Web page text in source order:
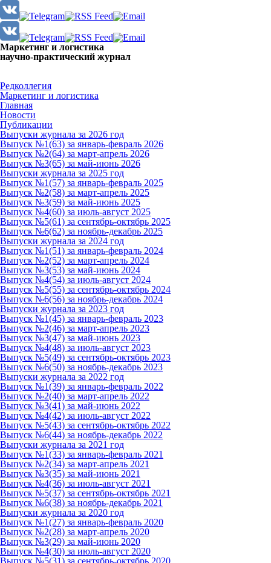
Маркетинг и логистика
научно-практический журнал
Редколлегия
Маркетинг и логистика
Главная
Новости
Публикации
Выпуски журнала за 2026 год
Выпуск №1(63) за январь-февраль 2026
Выпуск №2(64) за март-апрель 2026
Выпуск №3(65) за май-июнь 2026
Выпуски журнала за 2025 год
Выпуск №1(57) за январь-февраль 2025
Выпуск №2(58) за март-апрель 2025
Выпуск №3(59) за май-июнь 2025
Выпуск №4(60) за июль-август 2025
Выпуск №5(61) за сентябрь-октябрь 2025
Выпуск №6(62) за ноябрь-декабрь 2025
Выпуски журнала за 2024 год
Выпуск №1(51) за январь-февраль 2024
Выпуск №2(52) за март-апрель 2024
Выпуск №3(53) за май-июнь 2024
Выпуск №4(54) за июль-август 2024
Выпуск №5(55) за сентябрь-октябрь 2024
Выпуск №6(56) за ноябрь-декабрь 2024
Выпуски журнала за 2023 год
Выпуск №1(45) за январь-февраль 2023
Выпуск №2(46) за март-апрель 2023
Выпуск №3(47) за май-июнь 2023
Выпуск №4(48) за июль-август 2023
Выпуск №5(49) за сентябрь-октябрь 2023
Выпуск №6(50) за ноябрь-декабрь 2023
Выпуски журнала за 2022 год
Выпуск №1(39) за январь-февраль 2022
Выпуск №2(40) за март-апрель 2022
Выпуск №3(41) за май-июнь 2022
Выпуск №4(42) за июль-август 2022
Выпуск №5(43) за сентябрь-октябрь 2022
Выпуск №6(44) за ноябрь-декабрь 2022
Выпуски журнала за 2021 год
Выпуск №1(33) за январь-февраль 2021
Выпуск №2(34) за март-апрель 2021
Выпуск №3(35) за май-июнь 2021
Выпуск №4(36) за июль-август 2021
Выпуск №5(37) за сентябрь-октябрь 2021
Выпуск №6(38) за ноябрь-декабрь 2021
Выпуски журнала за 2020 год
Выпуск №1(27) за январь-февраль 2020
Выпуск №2(28) за март-апрель 2020
Выпуск №3(29) за май-июнь 2020
Выпуск №4(30) за июль-август 2020
Выпуск №5(31) за сентябрь-октябрь 2020